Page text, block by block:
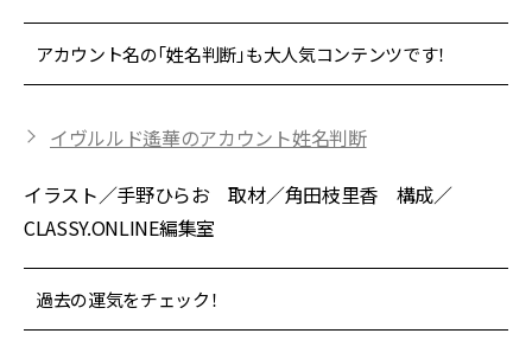
アカウント名の「姓名判断」も大人気コンテンツです！
イヴルルド遙華のアカウント姓名判断
イラスト／手野ひらお 取材／角田枝里香 構成／
CLASSY.ONLINE編集室
過去の運気をチェック！